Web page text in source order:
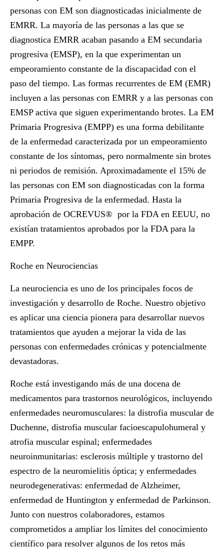
personas con EM son diagnosticadas inicialmente de
EMRR. La mayoría de las personas a las que se
diagnostica EMRR acaban pasando a EM secundaria
progresiva (EMSP), en la que experimentan un
empeoramiento constante de la discapacidad con el
paso del tiempo. Las formas recurrentes de EM (EMR)
incluyen a las personas con EMRR y a las personas con
EMSP activa que siguen experimentando brotes. La EM
Primaria Progresiva (EMPP) es una forma debilitante
de la enfermedad caracterizada por un empeoramiento
constante de los síntomas, pero normalmente sin brotes
ni periodos de remisión. Aproximadamente el 15% de
las personas con EM son diagnosticadas con la forma
Primaria Progresiva de la enfermedad. Hasta la
aprobación de OCREVUS® por la FDA en EEUU, no
existían tratamientos aprobados por la FDA para la
EMPP.
Roche en Neurociencias
La neurociencia es uno de los principales focos de
investigación y desarrollo de Roche. Nuestro objetivo
es aplicar una ciencia pionera para desarrollar nuevos
tratamientos que ayuden a mejorar la vida de las
personas con enfermedades crónicas y potencialmente
devastadoras.
Roche está investigando más de una docena de
medicamentos para trastornos neurológicos, incluyendo
enfermedades neuromusculares: la distrofia muscular de
Duchenne, distrofia muscular facioescapulohumeral y
atrofia muscular espinal; enfermedades
neuroinmunitarias: esclerosis múltiple y trastorno del
espectro de la neuromielitis óptica; y enfermedades
neurodegenerativas: enfermedad de Alzheimer,
enfermedad de Huntington y enfermedad de Parkinson.
Junto con nuestros colaboradores, estamos
comprometidos a ampliar los límites del conocimiento
científico para resolver algunos de los retos más